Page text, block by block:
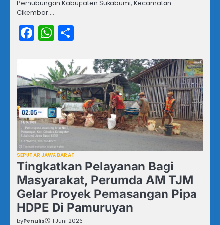
Perhubungan Kabupaten Sukabumi, Kecamatan
Cikembar.…
Facebook
WhatsApp
SEPUTAR JAWA BARAT
Tingkatkan Pelayanan Bagi
Masyarakat, Perumda AM TJM
Gelar Proyek Pemasangan Pipa
HDPE Di Pamuruyan
byPenulis 1 Juni 2026